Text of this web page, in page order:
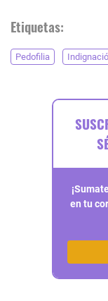
Etiquetas:
Pedofilia
en tu